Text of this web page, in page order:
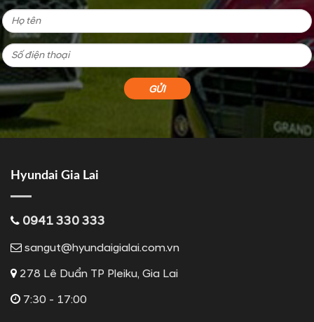
Hyundai Gia Lai
0941 330 333
sangut@hyundaigialai.com.vn
278 Lê Duẩn TP Pleiku, Gia Lai
7:30 - 17:00